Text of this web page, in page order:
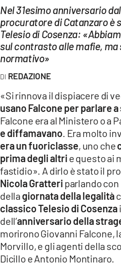
LAC NETWORK
LAC ONAIR
LaC
LACTV.IT
LACONAIR.IT
LACITYMAG.IT
ILREGGINO.IT
COSENZACHANNEL.IT
ILVIBONESE.IT
CATANZAROCHANNEL.IT
LACAPITALENEWS.IT
Nel 31esimo anniversario
procuratore di Catanzaro è
Telesio di Cosenza:
sul contrasto alle mafie, ma
normativo»
REDAZIONE
«Si rinnova il dispiacere di
usano Falcone per parlare
Falcone era al Ministero o a
e diffamavano . Era molto
era un fuoriclasse, uno che
prima degli altri e questo ai
fastidio». A dirlo è stato il
Nicola Gratteri parlando
della giornata della legalità
classico Telesio di Cosenza
dell’anniversario della
morirono Giovanni Falcone,
Morvillo, e gli agenti della
Dicillo e Antonio Montinaro.